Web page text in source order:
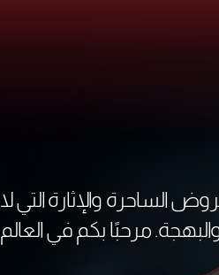
الساحرة والإثارة التي لا
مرحبًا بكم في العالم